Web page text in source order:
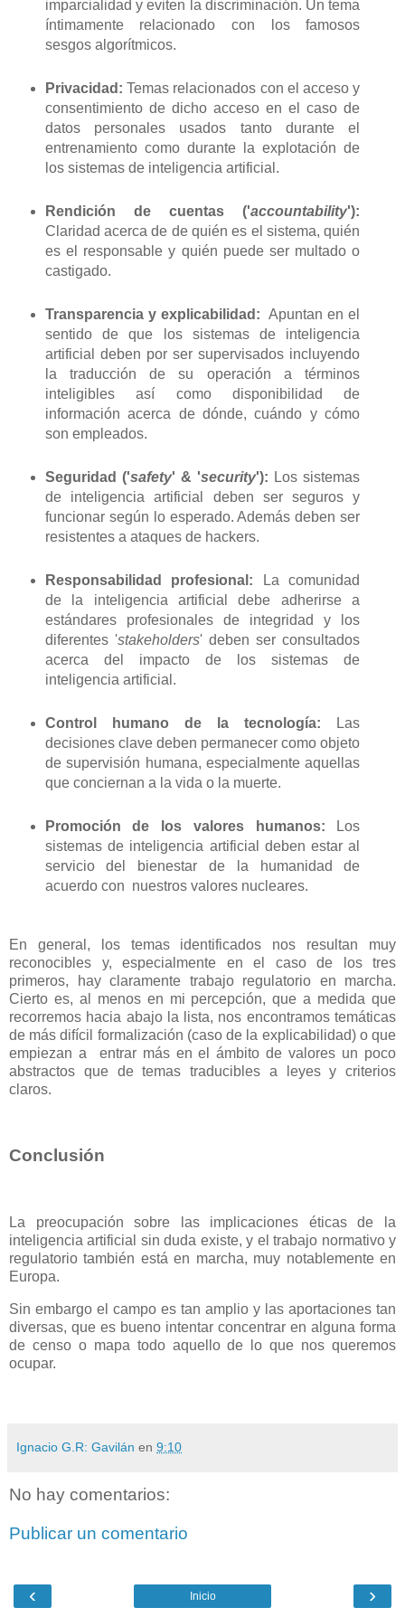
imparcialidad y eviten la discriminación. Un tema
íntimamente relacionado con los famosos
sesgos algorítmicos.
Privacidad: Temas relacionados con el acceso y
consentimiento de dicho acceso en el caso de
datos personales usados tanto durante el
entrenamiento como durante la explotación de
los sistemas de inteligencia artificial.
Rendición de cuentas ('accountability'):
Claridad acerca de de quién es el sistema, quién
es el responsable y quién puede ser multado o
castigado.
Transparencia y explicabilidad: Apuntan en el
sentido de que los sistemas de inteligencia
artificial deben por ser supervisados incluyendo
la traducción de su operación a términos
inteligibles así como disponibilidad de
información acerca de dónde, cuándo y cómo
son empleados.
Seguridad ('safety' & 'security'): Los sistemas
de inteligencia artificial deben ser seguros y
funcionar según lo esperado. Además deben ser
resistentes a ataques de hackers.
Responsabilidad profesional: La comunidad
de la inteligencia artificial debe adherirse a
estándares profesionales de integridad y los
diferentes 'stakeholders' deben ser consultados
acerca del impacto de los sistemas de
inteligencia artificial.
Control humano de la tecnología: Las
decisiones clave deben permanecer como objeto
de supervisión humana, especialmente aquellas
que conciernan a la vida o la muerte.
Promoción de los valores humanos: Los
sistemas de inteligencia artificial deben estar al
servicio del bienestar de la humanidad de
acuerdo con nuestros valores nucleares.
En general, los temas identificados nos resultan muy
reconocibles y, especialmente en el caso de los tres
primeros, hay claramente trabajo regulatorio en marcha.
Cierto es, al menos en mi percepción, que a medida que
recorremos hacia abajo la lista, nos encontramos temáticas
de más difícil formalización (caso de la explicabilidad) o que
empiezan a entrar más en el ámbito de valores un poco
abstractos que de temas traducibles a leyes y criterios
claros.
Conclusión
La preocupación sobre las implicaciones éticas de la
inteligencia artificial sin duda existe, y el trabajo normativo y
regulatorio también está en marcha, muy notablemente en
Europa.
Sin embargo el campo es tan amplio y las aportaciones tan
diversas, que es bueno intentar concentrar en alguna forma
de censo o mapa todo aquello de lo que nos queremos
ocupar.
Ignacio G.R: Gavilán en 9:10
No hay comentarios:
Publicar un comentario
‹ ›
Inicio